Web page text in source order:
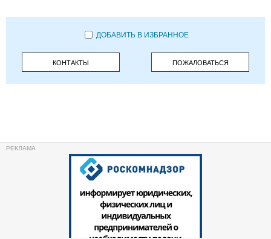
ДОБАВИТЬ В ИЗБРАННОЕ
КОНТАКТЫ ПОЖАЛОВАТЬСЯ